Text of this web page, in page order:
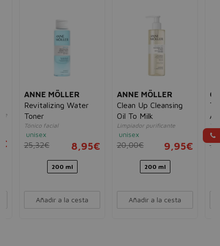
ANNE MÖLLER
Revitalizing Water
Toner
Tónico facial
unisex
25,32€ 8,95€
200 ml
Añadir a la cesta
ANNE MÖLLER
Clean Up Cleansing
Oil To Milk
Limpiador purificante
unisex
20,00€ 9,95€
200 ml
Añadir a la cesta